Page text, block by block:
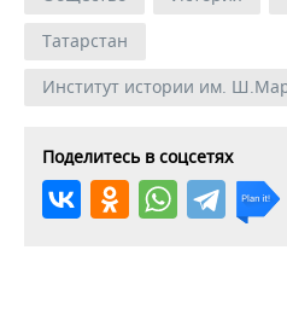
Татарстан
Институт истории им.
Поделитесь в соцсетях